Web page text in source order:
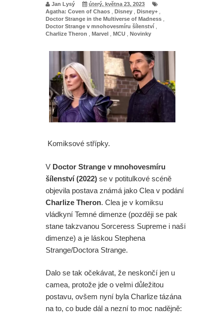
Jan Lysý
úterý, května 23, 2023
Agatha: Coven of Chaos
Disney Disney+
Doctor Strange in the Multiverse of Madness
Doctor Strange v mnohovesmíru šílenství
Charlize Theron
Marvel MCU Novinky
Komiksové střípky.
V Doctor Strange v mnohovesmíru
šílenství (2022) se v potitulkové scéně
objevila postava známá jako Clea v podání
Charlize Theron. Clea je v komiksu
vládkyní Temné dimenze (později se pak
stane takzvanou Sorceress Supreme i naší
dimenze) a je láskou Stephena
Strange/Doctora Strange.
Dalo se tak očekávat, že neskončí jen u
camea, protože jde o velmi důležitou
postavu, ovšem nyní byla Charlize tázána
na to, co bude dál a nezní to moc nadějně: